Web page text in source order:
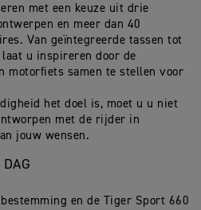
met een keuze uit drie
en meer dan 40
Van geïntegreerde tassen tot
u inspireren door de
motorfiets samen te stellen voor
het doel is, moet u u niet
met de rijder in
jouw wensen.
en de Tiger Sport 660